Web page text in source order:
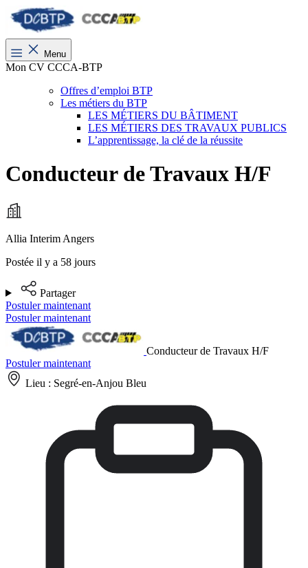
Menu
Mon CV CCCA-BTP
Offres d’emploi BTP
Les métiers du BTP
LES MÉTIERS DU BÂTIMENT
LES MÉTIERS DES TRAVAUX PUBLICS
L’apprentissage, la clé de la réussite
Conducteur de Travaux H/F
Allia Interim Angers
Postée il y a 58 jours
Partager
Postuler maintenant
Postuler maintenant
Conducteur de Travaux H/F
Postuler maintenant
Lieu : Segré-en-Anjou Bleu